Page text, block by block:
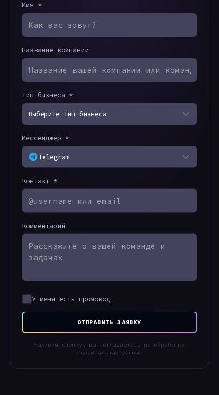
Имя *
Название компании
Тип бизнеса *
Выберите тип бизнеса
Мессенджер *
Telegram
Контакт *
Комментарий
У меня есть промокод
ОТПРАВИТЬ ЗАЯВКУ
Нажимая кнопку, вы соглашаетесь на обработку
персональных данных